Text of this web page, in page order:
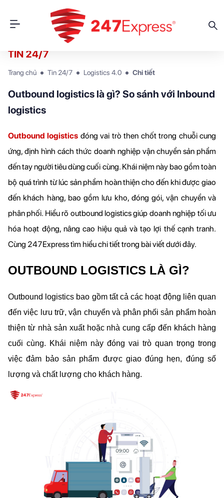
TIN 24/7
Trang chủ Tin 24/7 Logistics 4.0 Chi tiết
Outbound logistics là gì? So sánh với Inbound
logistics
Outbound logistics đóng vai trò then chốt trong chuỗi cung
ứng, định hình cách thức doanh nghiệp vận chuyển sản phẩm
đến tay người tiêu dùng cuối cùng. Khái niệm này bao gồm toàn
bộ quá trình từ lúc sản phẩm hoàn thiện cho đến khi được giao
đến khách hàng, bao gồm lưu kho, đóng gói, vận chuyển và
phân phối. Hiểu rõ outbound logistics giúp doanh nghiệp tối ưu
hóa hoạt động, nâng cao hiệu quả và tạo lợi thế cạnh tranh.
Cùng 247Express tìm hiểu chi tiết trong bài viết dưới đây.
OUTBOUND LOGISTICS LÀ GÌ?
Outbound logistics bao gồm tất cả các hoạt động liên quan
đến việc lưu trữ, vận chuyển và phân phối sản phẩm hoàn
thiện từ nhà sản xuất hoặc nhà cung cấp đến khách hàng
cuối cùng. Khái niệm này đóng vai trò quan trọng trong
việc đảm bảo sản phẩm được giao đúng hẹn, đúng số
lượng và chất lượng cho khách hàng.